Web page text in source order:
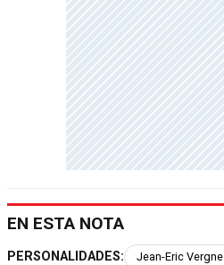
EN ESTA NOTA
PERSONALIDADES: Jean-Eric Vergne